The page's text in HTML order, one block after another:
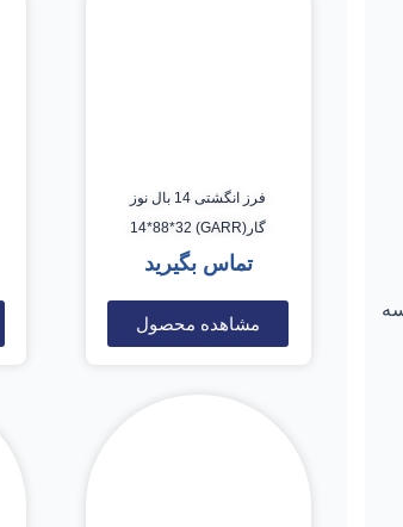
فرز انگشتی 14 بال نوز
گار(GARR) 14*88*32
تماس بگیرید
مشاهده محصول